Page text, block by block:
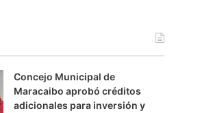
Concejo Municipal de
Maracaibo aprobó créditos
adicionales para inversión y